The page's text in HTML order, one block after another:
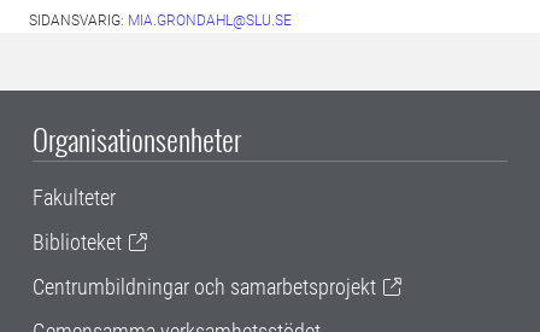
SIDANSVARIG: MIA.GRONDAHL@SLU.SE
Organisationsenheter
Fakulteter
Biblioteket
Centrumbildningar och samarbetsprojekt